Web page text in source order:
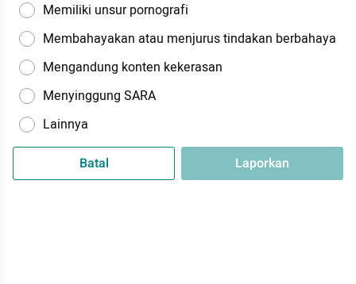
Memiliki unsur pornografi
Membahayakan atau menjurus tindakan berbahaya
Mengandung konten kekerasan
Menyinggung SARA
Lainnya
Batal Laporkan